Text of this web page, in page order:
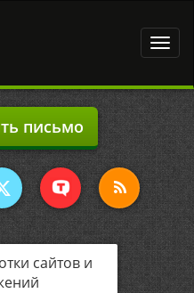
письмо
сайтов и